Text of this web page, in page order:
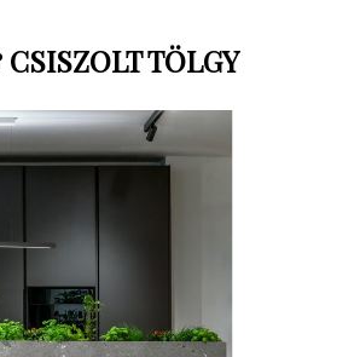
TÖLGY